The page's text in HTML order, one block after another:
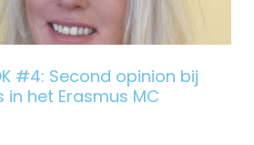
#4: Second opinion bij
in het Erasmus MC